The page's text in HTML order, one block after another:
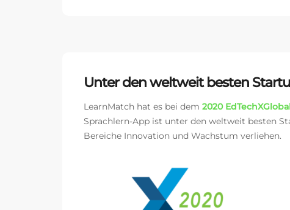
Unter den weltweit besten
LearnMatch hat es bei dem 2020
Sprachlern-App ist unter den weltweit besten
Bereiche Innovation und Wachstum verliehen.